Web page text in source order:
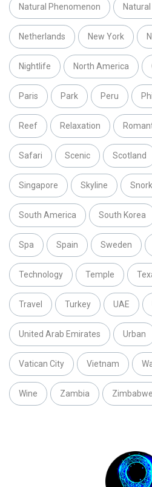
Natural Phenomenon
Netherlands New York
Nightlife North America
Paris Park Peru
Reef Relaxation
Safari Scenic Scotland
Singapore Skyline
South America South Korea
Spa Spain Sweden
Technology Temple
Travel Turkey UAE
United Arab Emirates Urban
Vatican City Vietnam
Wine Zambia Zimbabwe